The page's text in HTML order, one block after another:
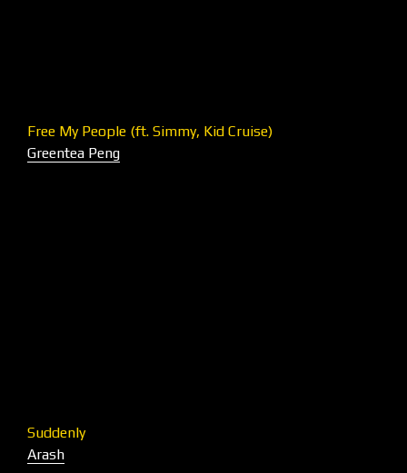
Free My People (ft. Simmy, Kid Cruise)
Greentea Peng
Suddenly
Arash